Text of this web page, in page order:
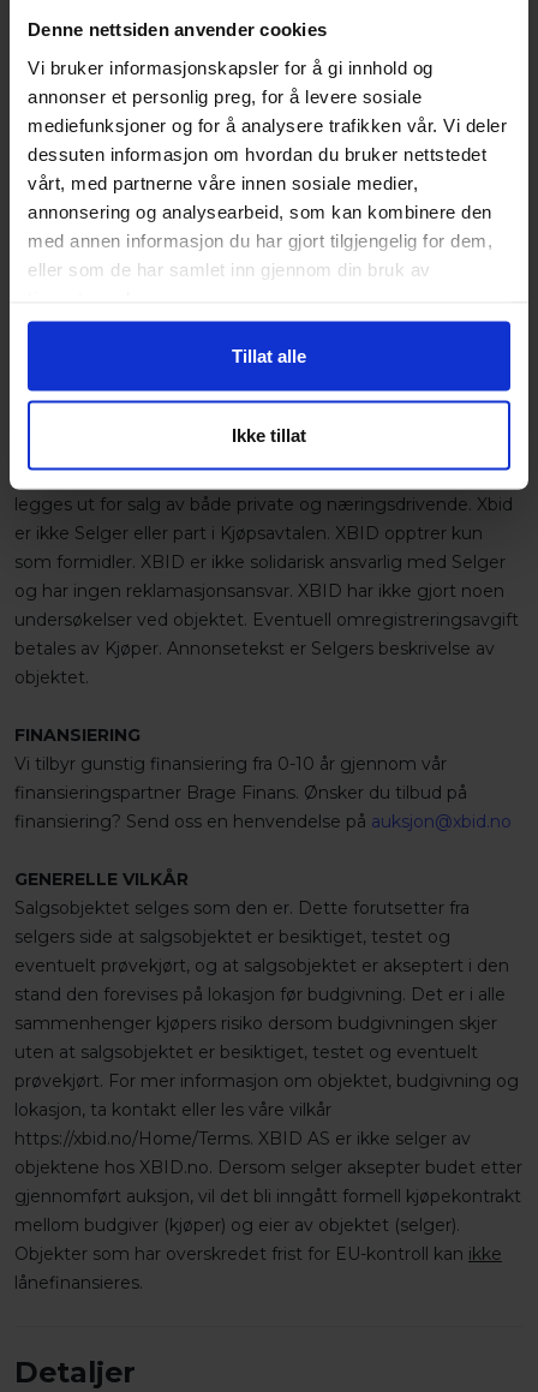
Denne nettsiden anvender cookies
Vi bruker informasjonskapsler for å gi innhold og
annonser et personlig preg, for å levere sosiale
mediefunksjoner og for å analysere trafikken vår. Vi deler
dessuten informasjon om hvordan du bruker nettstedet
vårt, med partnerne våre innen sosiale medier,
annonsering og analysearbeid, som kan kombinere den
med annen informasjon du har gjort tilgjengelig for dem,
eller som de har samlet inn gjennom din bruk av
Tillat alle
Ikke tillat
Sluttdato:mandag 10. august 2026 20.17
Beskrivelse
Selger opplyser:
Komplett Webster 005-077 Betongfres selges.
2006 modell.
SMP kobling
Se bilder for spec.
SELGES IKKE AV XBID AS
Objektene ute på auksjonen selges ikke av XBID AS. Varene
legges ut for salg av både private og næringsdrivende. Xbid
er ikke Selger eller part i Kjøpsavtalen. XBID opptrer kun
som formidler. XBID er ikke solidarisk ansvarlig med Selger
og har ingen reklamasjonsansvar. XBID har ikke gjort noen
undersøkelser ved objektet. Eventuell omregistreringsavgift
betales av Kjøper. Annonsetekst er Selgers beskrivelse av
objektet.
FINANSIERING
Vi tilbyr gunstig finansiering fra 0-10 år gjennom vår
finansieringspartner Brage Finans. Ønsker du tilbud på
finansiering? Send oss en henvendelse på auksjon@xbid.no
GENERELLE VILKÅR
Salgsobjektet selges som den er. Dette forutsetter fra
selgers side at salgsobjektet er besiktiget, testet og
eventuelt prøvekjørt, og at salgsobjektet er akseptert i den
stand den forevises på lokasjon før budgivning. Det er i alle
sammenhenger kjøpers risiko dersom budgivningen skjer
uten at salgsobjektet er besiktiget, testet og eventuelt
prøvekjørt. For mer informasjon om objektet, budgivning og
lokasjon, ta kontakt eller les våre vilkår
https://xbid.no/Home/Terms. XBID AS er ikke selger av
objektene hos XBID.no. Dersom selger aksepter budet etter
gjennomført auksjon, vil det bli inngått formell kjøpekontrakt
mellom budgiver (kjøper) og eier av objektet (selger).
Objekter som har overskredet frist for EU-kontroll kan ikke
lånefinansieres.
Detaljer